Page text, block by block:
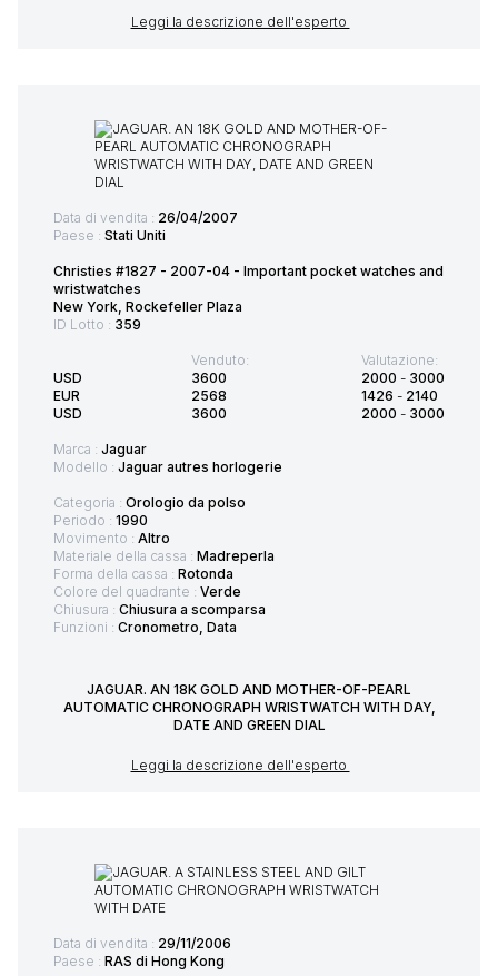
Leggi la descrizione dell'esperto
Data di vendita : 26/04/2007
Paese : Stati Uniti
Christies #1827 - 2007-04 - Important pocket watches and
wristwatches
New York, Rockefeller Plaza
ID Lotto : 359
USD
EUR
USD
Venduto:
3600
2568
3600
Valutazione:
2000 - 3000
1426 - 2140
2000 - 3000
Marca : Jaguar
Modello : Jaguar autres horlogerie
Categoria : Orologio da polso
Periodo : 1990
Movimento : Altro
Materiale della cassa : Madreperla
Forma della cassa : Rotonda
Colore del quadrante : Verde
Chiusura : Chiusura a scomparsa
Funzioni : Cronometro, Data
JAGUAR. AN 18K GOLD AND MOTHER-OF-PEARL
AUTOMATIC CHRONOGRAPH WRISTWATCH WITH DAY,
DATE AND GREEN DIAL
Leggi la descrizione dell'esperto
Data di vendita : 29/11/2006
Paese : RAS di Hong Kong